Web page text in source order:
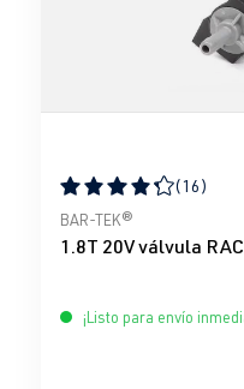
Calificación promedio
(16)
BAR-TEK®
1.8T 20V válvula
¡Listo para envío